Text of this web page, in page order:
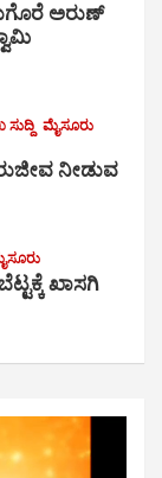
ಅರುಣ್
ಸುದ್ದಿ ಮೈಸೂರು
ನೀಡುವ
ಖಾಸಗಿ